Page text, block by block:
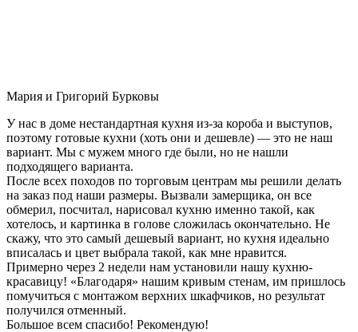
Мария и Григорий Бурковы
У нас в доме нестандартная кухня из-за короба и выступов,
поэтому готовые кухни (хоть они и дешевле) — это не наш
вариант. Мы с мужем много где были, но не нашли
подходящего варианта.
После всех походов по торговым центрам мы решили делать
на заказ под наши размеры. Вызвали замерщика, он все
обмерил, посчитал, нарисовал кухню именно такой, как
хотелось, и картинка в голове сложилась окончательно. Не
скажу, что это самый дешевый вариант, но кухня идеально
вписалась и цвет выбрала такой, как мне нравится.
Примерно через 2 недели нам установили нашу кухню-
красавицу! «Благодаря» нашим кривым стенам, им пришлось
помучиться с монтажом верхних шкафчиков, но результат
получился отменный.
Большое всем спасибо! Рекомендую!